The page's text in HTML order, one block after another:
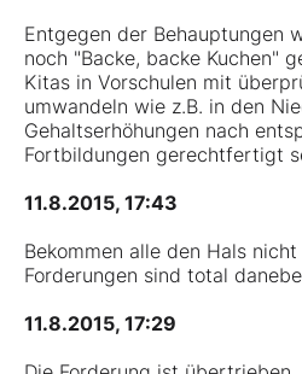
Entgegen der Behauptungen
noch "Backe, backe Kuchen"
Kitas in Vorschulen mit
umwandeln wie z.B. in den
Gehaltserhöhungen nach
Fortbildungen gerechtfertigt
11.8.2015, 17:43
Bekommen alle den Hals
Forderungen sind total
11.8.2015, 17:29